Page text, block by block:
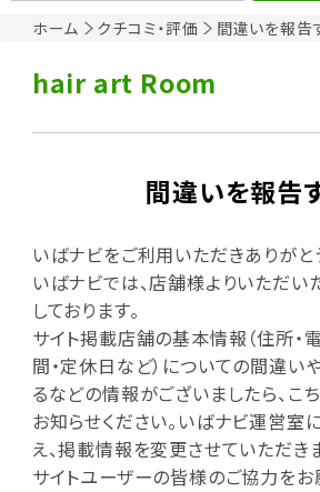
ホーム クチコミ・評価 間違いを報告
hair art Room
間違いを報告
いばナビをご利用いただきありがと
いばナビでは、店舗様よりいただ
しております。
サイト掲載店舗の基本情報（住所・
間・定休日など）についての間違い
るなどの情報がございましたら、こ
お知らせください。いばナビ運営室
え、掲載情報を変更させていただき
サイトユーザーの皆様のご協力をお